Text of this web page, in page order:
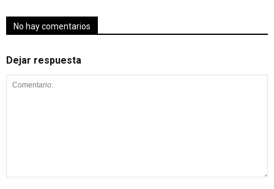
No hay comentarios
Dejar respuesta